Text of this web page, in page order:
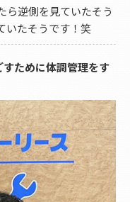
ら逆側を見ていたそう
いたそうです！笑
ために体調管理をす